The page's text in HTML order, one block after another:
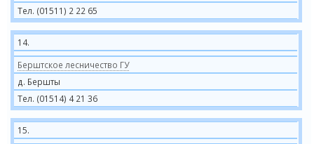
Тел. (01511) 2 22 65
14.
Берштское лесничество ГУ
д. Бершты
Тел. (01514) 4 21 36
15.